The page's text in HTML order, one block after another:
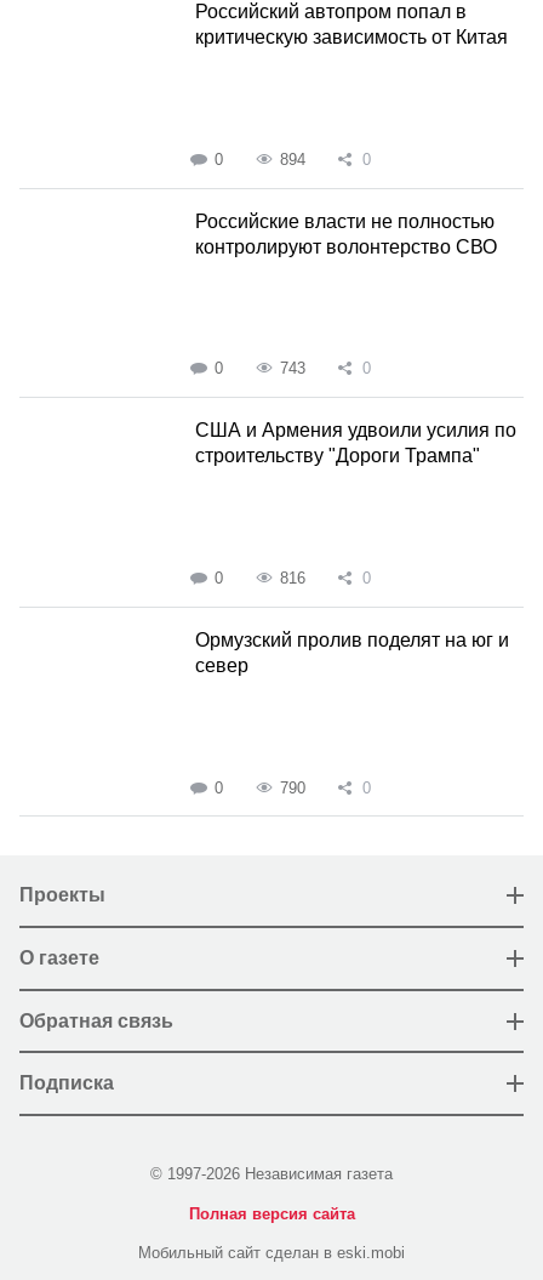
Российский автопром попал в
критическую зависимость от Китая
0 894 0
Российские власти не полностью
контролируют волонтерство СВО
0 743 0
США и Армения удвоили усилия по
строительству "Дороги Трампа"
0 816 0
Ормузский пролив поделят на юг и
север
0 790 0
Проекты
О газете
Обратная связь
Подписка
© 1997-2026 Независимая газета
Полная версия сайта
Мобильный сайт сделан в eski.mobi